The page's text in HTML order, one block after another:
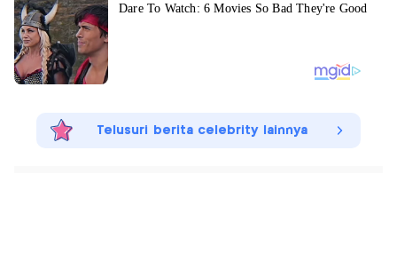
Telusuri berita celebrity lainnya